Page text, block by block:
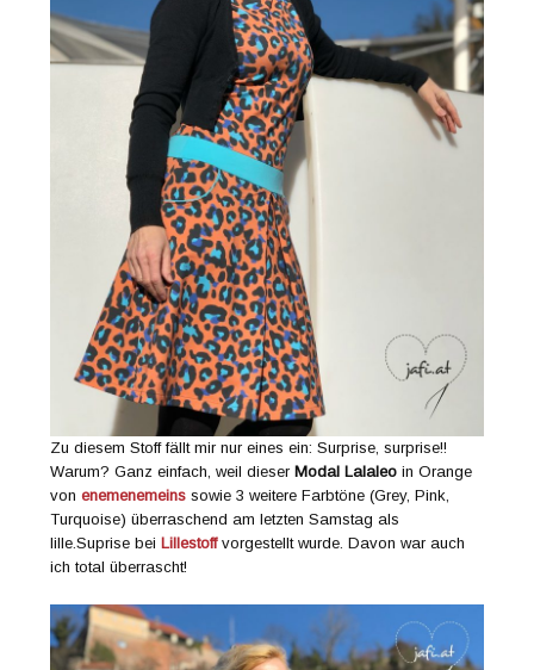
Zu diesem Stoff fällt mir nur eines ein: Surprise, surprise!!
Warum? Ganz einfach, weil dieser Modal Lalaleo in Orange
vonenemenemeins sowie 3 weitere Farbtöne (Grey, Pink,
Turquoise) überraschend am letzten Samstag als
lille.Suprise bei Lillestoff vorgestellt wurde. Davon war auch
ich total überrascht!